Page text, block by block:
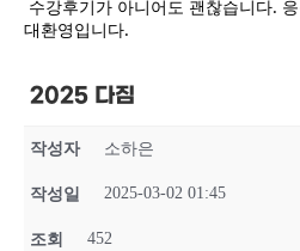
수강후기가 아니어도 괜찮습니다.
대환영입니다.
2025 다짐
작성자 소하은
작성일 2025-03-02 01:45
조회 452